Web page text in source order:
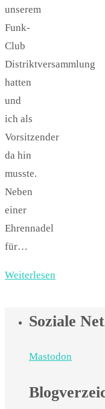
unserem
Funk-
Club
Distriktversammlung
hatten
und
ich als
Vorsitzender
da hin
musste.
Neben
einer
Ehrennadel
für…
Weiterlesen
Soziale
Mastodon